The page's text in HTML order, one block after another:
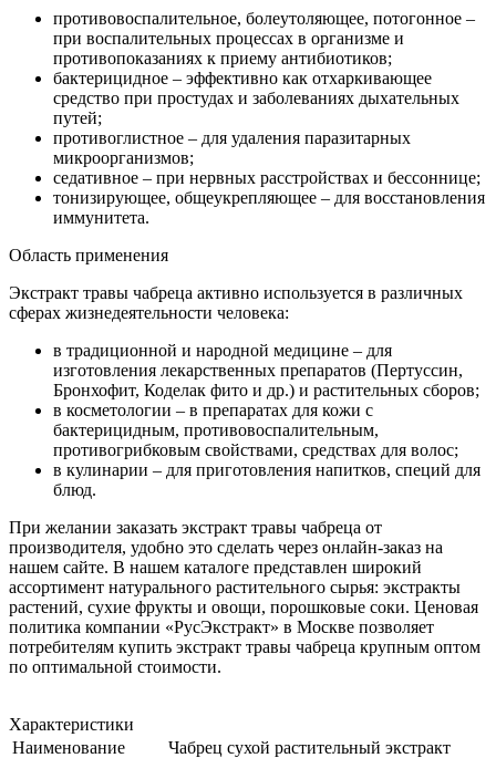
противовоспалительное, болеутоляющее, потогонное –
при воспалительных процессах в организме и
противопоказаниях к приему антибиотиков;
бактерицидное – эффективно как отхаркивающее
средство при простудах и заболеваниях дыхательных
путей;
противоглистное – для удаления паразитарных
микроорганизмов;
седативное – при нервных расстройствах и бессоннице;
тонизирующее, общеукрепляющее – для восстановления
иммунитета.
Область применения
Экстракт травы чабреца активно используется в различных
сферах жизнедеятельности человека:
в традиционной и народной медицине – для
изготовления лекарственных препаратов (Пертуссин,
Бронхофит, Коделак фито и др.) и растительных сборов;
в косметологии – в препаратах для кожи с
бактерицидным, противовоспалительным,
противогрибковым свойствами, средствах для волос;
в кулинарии – для приготовления напитков, специй для
блюд.
При желании заказать экстракт травы чабреца от
производителя, удобно это сделать через онлайн-заказ на
нашем сайте. В нашем каталоге представлен широкий
ассортимент натурального растительного сырья: экстракты
растений, сухие фрукты и овощи, порошковые соки. Ценовая
политика компании «РусЭкстракт» в Москве позволяет
потребителям купить экстракт травы чабреца крупным оптом
по оптимальной стоимости.
Характеристики
Наименование
Чабрец сухой растительный экстракт